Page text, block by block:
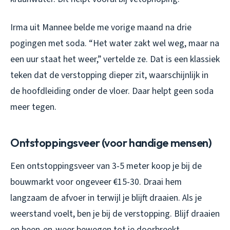
Irma uit Mannee belde me vorige maand na drie
pogingen met soda. “Het water zakt wel weg, maar na
een uur staat het weer,” vertelde ze. Dat is een klassiek
teken dat de verstopping dieper zit, waarschijnlijk in
de hoofdleiding onder de vloer. Daar helpt geen soda
meer tegen.
Ontstoppingsveer (voor handige mensen)
Een ontstoppingsveer van 3-5 meter koop je bij de
bouwmarkt voor ongeveer €15-30. Draai hem
langzaam de afvoer in terwijl je blijft draaien. Als je
weerstand voelt, ben je bij de verstopping. Blijf draaien